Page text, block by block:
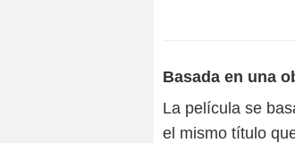
Basada en una
La película se
el mismo título